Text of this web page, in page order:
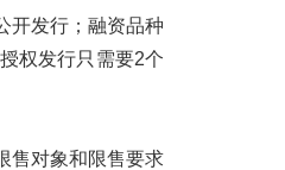
开发行；融资品种
权发行只需要2个
售对象和限售要求